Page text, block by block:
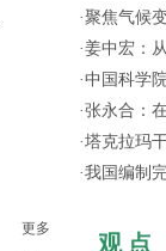
更多
·聚焦气候
·姜中宏：
·中国科学
·张永合：
·塔克拉玛
·我国编制
观 点